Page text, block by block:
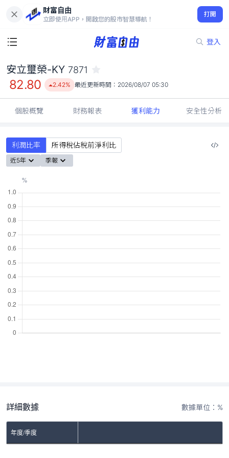
財富自由
立即使用APP，開啟您的股市智慧導航！
打開
登入
82.80
2.42%
安立璽榮-KY 7871
82.80 2.42% 最近更新時間： 2026/08/07 05:30
個股概覽 財務報表 獲利能力 安全性分析
利潤比率 所得稅佔稅前淨利比
近5年 季報
詳細數據 數據單位：%
年度/季度